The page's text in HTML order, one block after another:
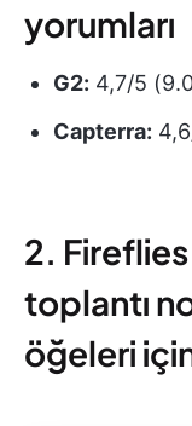
yorumları
G2: 4,7/5
Capterra:
2.
toplantı
öğeleri